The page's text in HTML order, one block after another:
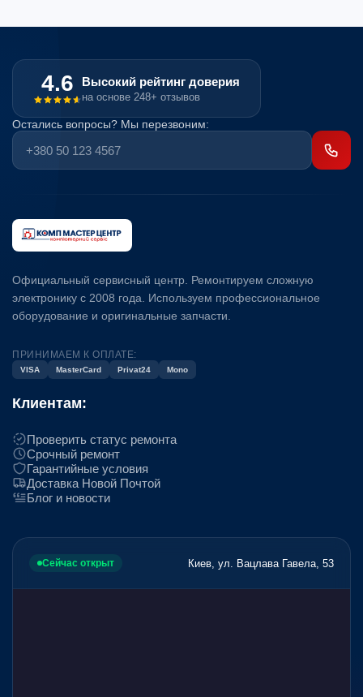
4.6 Высокий рейтинг доверия
на основе 248+ отзывов
Остались вопросы? Мы перезвоним:
Официальный сервисный центр. Ремонтируем сложную
электронику с 2008 года. Используем профессиональное
оборудование и оригинальные запчасти.
ПРИНИМАЕМ К ОПЛАТЕ:
VISA MasterCard Privat24 Mono
Клиентам:
Проверить статус ремонта
Срочный ремонт
Гарантийные условия
Доставка Новой Почтой
Блог и новости
Сейчас открыт Киев, ул. Вацлава Гавела, 53